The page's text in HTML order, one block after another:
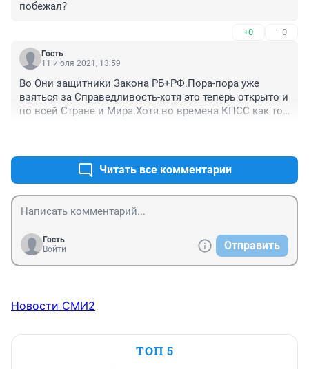
побежал?
+0 –0
Гость
11 июля 2021, 13:59
Во Они защитники Закона РБ+РФ.Пора-пора уже
взяться за Справедливость-хотя это теперь открыто и
по всей Стране и Мира.Хотя во времена КПСС как то
Читать все комментарии
Гость
Войти
Отправить
Новости СМИ2
ТОП 5